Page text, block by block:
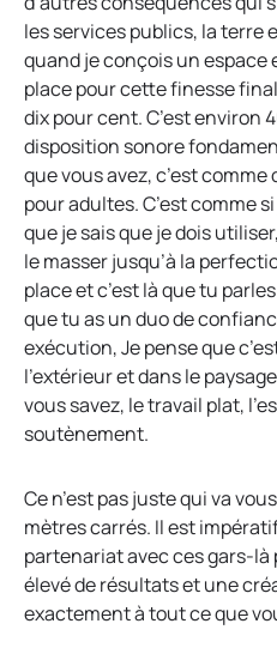
les services publics, la terre
quand je conçois un espace
place pour cette finesse
dix pour cent. C’est environ
disposition sonore
que vous avez, c’est
pour adultes. C’est comme
que je sais que je dois
le masser jusqu’à la
place et c’est là que tu
que tu as un duo de
exécution, Je pense que
l’extérieur et dans le
vous savez, le travail plat,
soutènement.
Ce n’est pas juste qui va
mètres carrés. Il est
partenariat avec ces gars-
élevé de résultats et une
exactement à tout ce que